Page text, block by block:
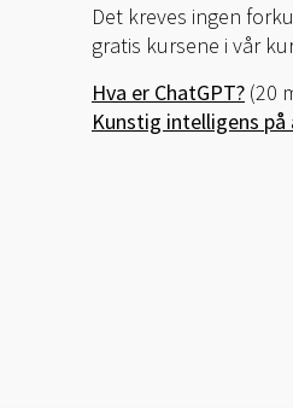
Det kreves ingen
gratis kursene i vår
Hva er ChatGPT? (20
Kunstig intelligens på